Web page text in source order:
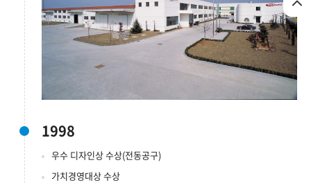
1998
우수 디자인상 수상(전동공구)
가치경영대상 수상